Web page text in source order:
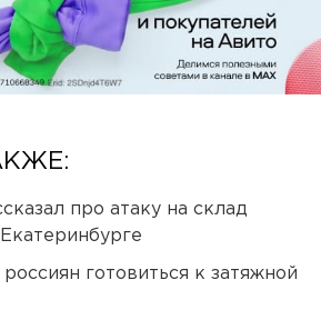
про атаку на склад
готовиться к затяжной